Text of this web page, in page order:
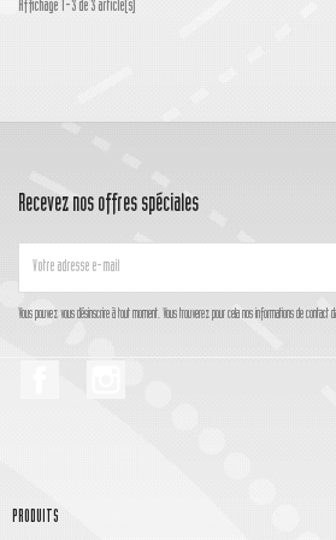
Affichage 1-3 de 3 article(s)
Recevez nos offres spéciales
Vous pouvez vous désinscrire à tout moment. Vous trouverez pour cela nos informations de contact
PRODUITS